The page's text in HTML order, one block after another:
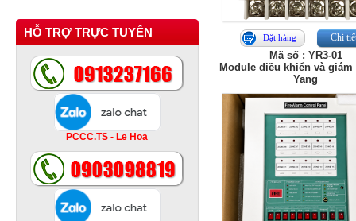
HỖ TRỢ TRỰC TUYẾN
PCCC.TS - Le Hoa
Đặt hàng Chi
Mã số : YR3-01
Module điều khiển và giám
Yang